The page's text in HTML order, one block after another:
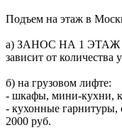
Подъем на этаж в
а) ЗАНОС НА 1 ЭТАЖ
зависит от количества
б) на грузовом лифте:
- шкафы, мини-кухни,
- кухонные гарнитуры,
2000 руб.